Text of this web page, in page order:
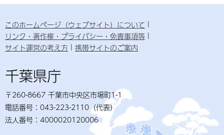
このホームページ（ウェブサイト）について
リンク・著作権・プライバシー・免責事項等
サイト運営の考え方
携帯サイトのご案内
千葉県庁
〒260-8667 千葉市中央区市場町1-1
電話番号：043-223-2110（代表）
法人番号：4000020120006